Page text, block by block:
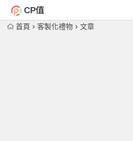
CP值
首頁 客製化禮物 文章